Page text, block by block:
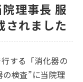
院理事長 服
されました
する「消化器の
検査”に当院理